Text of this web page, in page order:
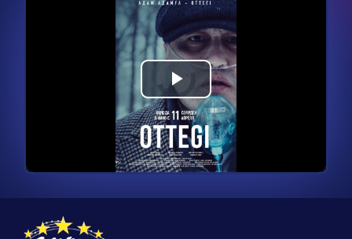
Видеоплеер
загружается.
Воспроизвести
видео